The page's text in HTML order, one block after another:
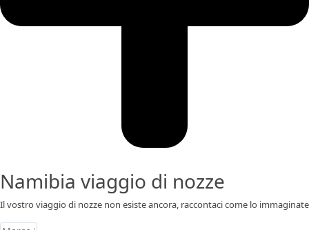
Namibia viaggio di nozze
Il vostro viaggio di nozze non esiste ancora, raccontaci come lo immaginate